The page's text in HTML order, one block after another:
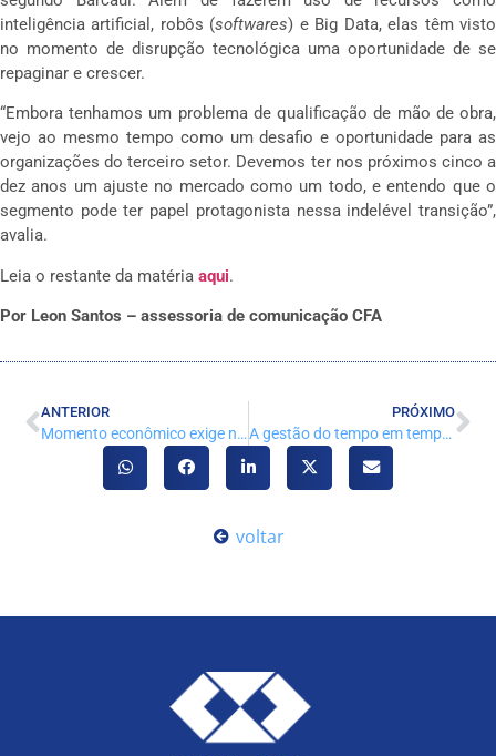
inteligência artificial, robôs (softwares) e Big Data, elas têm visto
no momento de disrupção tecnológica uma oportunidade de se
repaginar e crescer.
“Embora tenhamos um problema de qualificação de mão de obra,
vejo ao mesmo tempo como um desafio e oportunidade para as
organizações do terceiro setor. Devemos ter nos próximos cinco a
dez anos um ajuste no mercado como um todo, e entendo que o
segmento pode ter papel protagonista nessa indelével transição”,
avalia.
Leia o restante da matéria aqui.
Por Leon Santos – assessoria de comunicação CFA
ANTERIOR
Momento econômico exige nova postura, dizem especialistas
PRÓXIMO
A gestão do tempo em tempos de pandemia!
voltar